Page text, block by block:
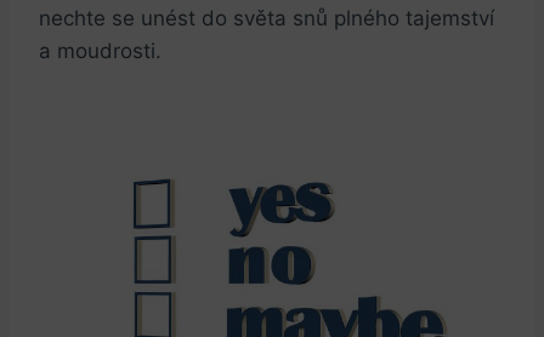
nechte se unést do světa snů plného tajemství
a moudrosti.